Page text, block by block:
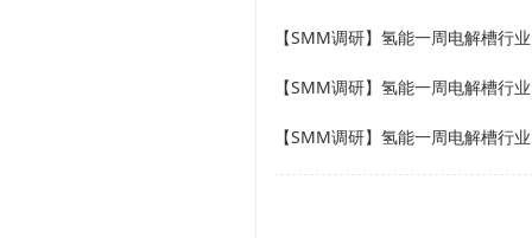
【SMM调研】氢能一周电解槽行
【SMM调研】氢能一周电解槽行
【SMM调研】氢能一周电解槽行